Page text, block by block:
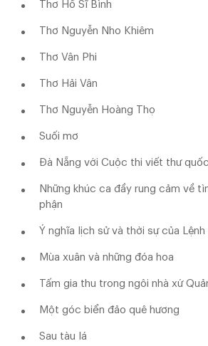
Thơ Hồ Sĩ Bình
Thơ Nguyễn Nho Khiêm
Thơ Vân Phi
Thơ Hải Vân
Thơ Nguyễn Hoàng Thọ
Suối mơ
Đà Nẵng với Cuộc thi viết thư
Những khúc ca đầy rung cảm về
phận
Ý nghĩa lịch sử và thời sự của
Mùa xuân và những đóa hoa
Tấm gia thu trong ngôi nhà xứ
Một góc biển đảo quê hương
Sau tàu lá